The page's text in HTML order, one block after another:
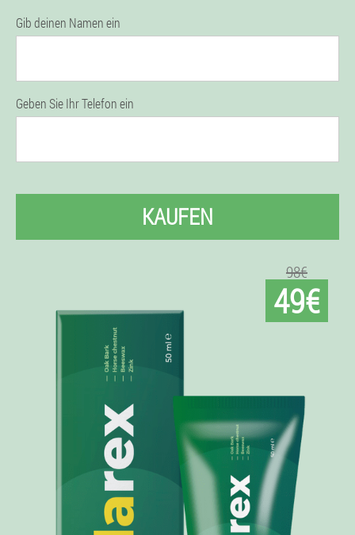
Gib deinen Namen ein
Geben Sie Ihr Telefon ein
KAUFEN
98€
49€